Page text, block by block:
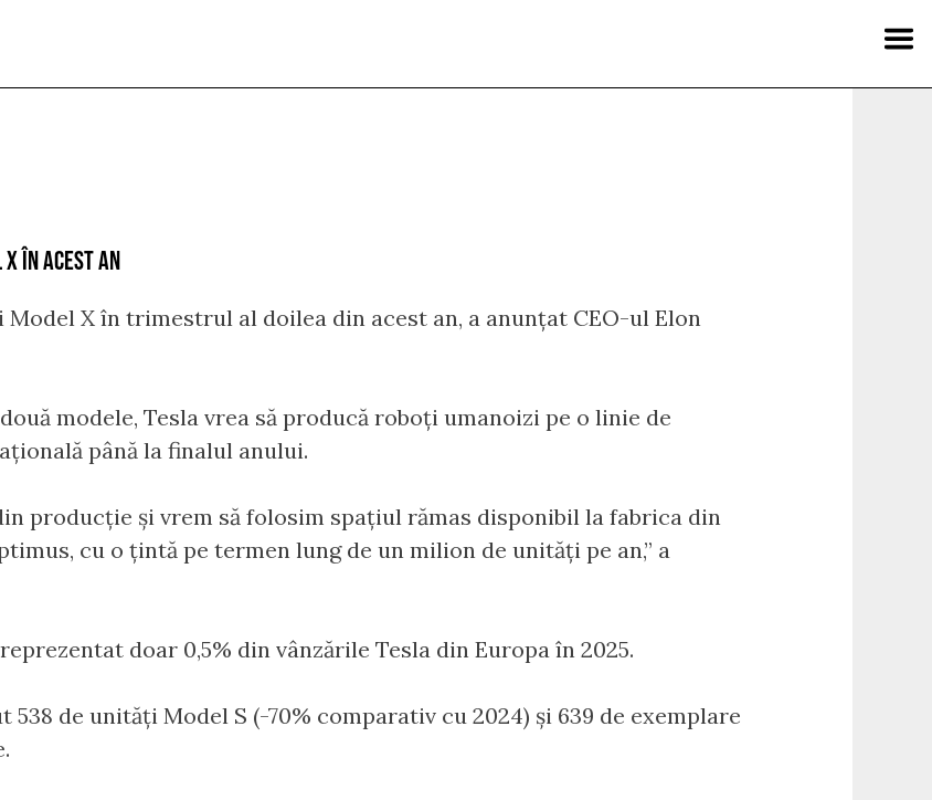
X ÎN ACEST AN
Model X în trimestrul al doilea din acest an, a anunțat CEO-ul Elon
modele, Tesla vrea să producă roboți umanoizi pe o linie de
până la finalul anului.
producție și vrem să folosim spațiul rămas disponibil la fabrica din
cu o țintă pe termen lung de un milion de unități pe an,” a
doar 0,5% din vânzările Tesla din Europa în 2025.
de unități Model S (-70% comparativ cu 2024) și 639 de exemplare